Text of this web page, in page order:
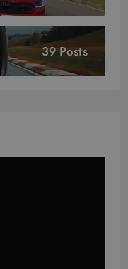
39 Posts